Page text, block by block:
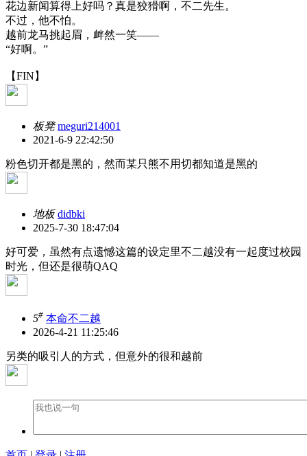
花边新闻算得上好吗？真是狡猾啊，不二先生。
不过，他不怕。
越前龙马挑起眉，衅然一笑——
“好啊。”
【FIN】
板凳 meguri214001
2021-6-9 22:42:50
粉色切开都是黑的，然而某只熊不用切都知道是黑的
地板 didbki
2025-7-30 18:47:04
好可爱，虽然有点遗憾这篇的设定里不二越没有一起度过校园
时光，但还是很萌QAQ
5# 本命不二越
2026-4-21 11:25:46
另类的吸引人的方式，但意外的很和越前